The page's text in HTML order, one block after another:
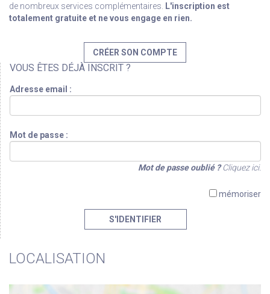
de nombreux services complémentaires. L'inscription est
totalement gratuite et ne vous engage en rien.
CRÉER SON COMPTE
VOUS ÊTES DÉJÀ INSCRIT ?
Adresse email :
Mot de passe :
Mot de passe oublié ?Cliquez ici.
mémoriser
S'IDENTIFIER
LOCALISATION